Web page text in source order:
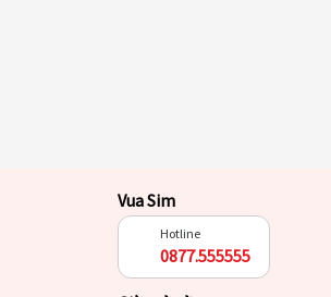
Vua Sim
Hotline
0877.555555